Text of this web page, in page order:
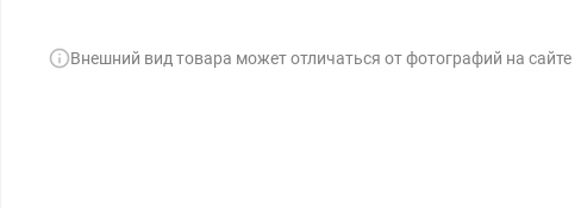
Внешний вид товара может отличаться от фотографий на сайте